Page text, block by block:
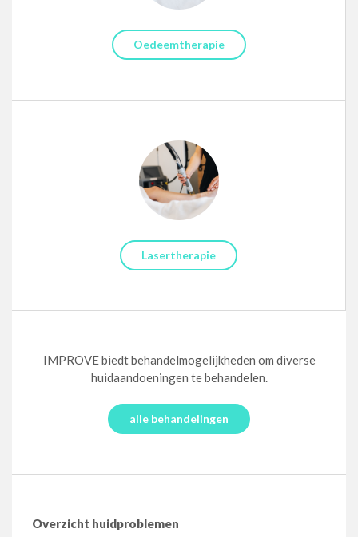
Oedeemtherapie
Lasertherapie
IMPROVE biedt behandelmogelijkheden om diverse
huidaandoeningen te behandelen.
alle behandelingen
Overzicht huidproblemen